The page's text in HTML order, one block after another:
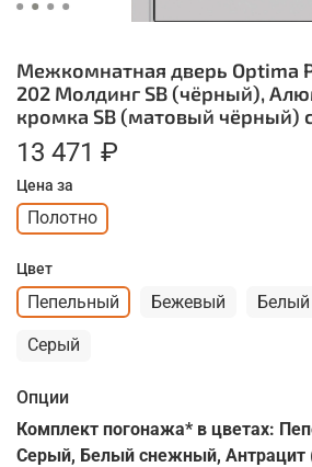
Межкомнатная дверь Optima
202 Молдинг SB (чёрный),
кромка SB (матовый чёрный)
13 471 ₽
Цена за
Полотно
Цвет
Пепельный Бежевый
Серый
Опции
Комплект погонажа* в цветах:
Серый, Белый снежный, Антрацит